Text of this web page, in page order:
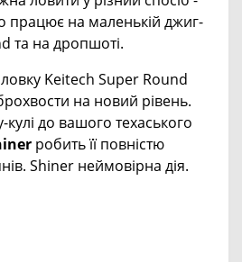
працює на маленькій джиг-
та на дропшоті.
Keitech Super Round
на новий рівень.
до вашого техаського
робить її повністю
Shiner неймовірна дія.